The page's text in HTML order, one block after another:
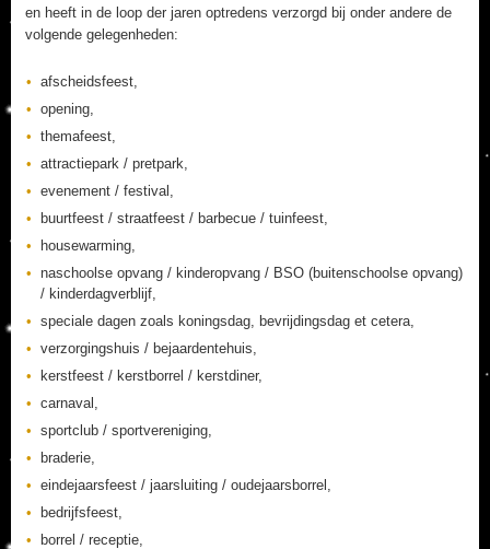
en heeft in de loop der jaren optredens verzorgd bij onder andere de
volgende gelegenheden:
afscheidsfeest,
opening,
themafeest,
attractiepark / pretpark,
evenement / festival,
buurtfeest / straatfeest / barbecue / tuinfeest,
housewarming,
naschoolse opvang / kinderopvang / BSO (buitenschoolse opvang)
/ kinderdagverblijf,
speciale dagen zoals koningsdag, bevrijdingsdag et cetera,
verzorgingshuis / bejaardentehuis,
kerstfeest / kerstborrel / kerstdiner,
carnaval,
sportclub / sportvereniging,
braderie,
eindejaarsfeest / jaarsluiting / oudejaarsborrel,
bedrijfsfeest,
borrel / receptie,